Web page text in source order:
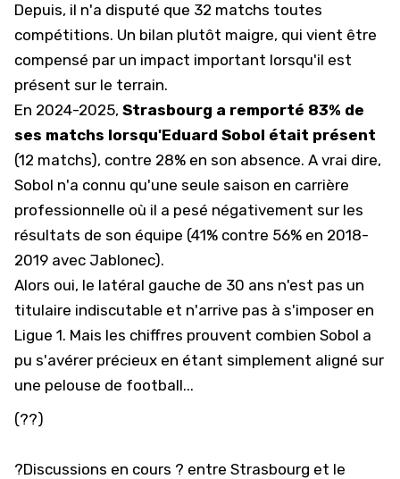
Depuis, il n'a disputé que 32 matchs toutes
compétitions. Un bilan plutôt maigre, qui vient être
compensé par un impact important lorsqu'il est
présent sur le terrain.
En 2024-2025, Strasbourg a remporté 83% de
ses matchs lorsqu'Eduard Sobol était présent
(12 matchs), contre 28% en son absence. A vrai dire,
Sobol n'a connu qu'une seule saison en carrière
professionnelle où il a pesé négativement sur les
résultats de son équipe (41% contre 56% en 2018-
2019 avec Jablonec).
Alors oui, le latéral gauche de 30 ans n'est pas un
titulaire indiscutable et n'arrive pas à s'imposer en
Ligue 1. Mais les chiffres prouvent combien Sobol a
pu s'avérer précieux en étant simplement aligné sur
une pelouse de football...
(??)
?Discussions en cours ? entre Strasbourg et le